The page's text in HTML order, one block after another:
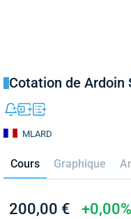
Cotation de Ardoin
MLARD
Cours Graphique
200,00 € +0,00%